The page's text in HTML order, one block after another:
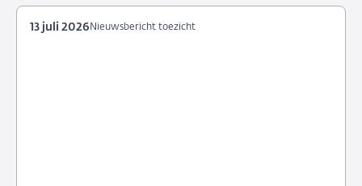
Nieuwsbericht toezicht
13 juli 2026